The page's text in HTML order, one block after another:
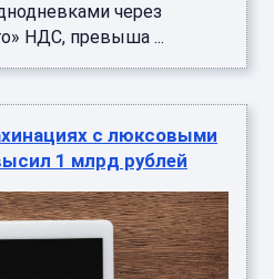
через
НДС, превыша ...
с люксовыми
1 млрд рублей